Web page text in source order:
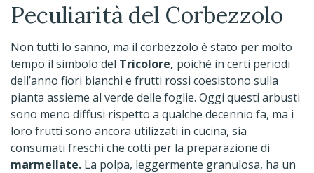
Peculiarità del Corbezzolo
Non tutti lo sanno, ma il corbezzolo è stato per molto
tempo il simbolo del Tricolore, poiché in certi periodi
dell’anno fiori bianchi e frutti rossi coesistono sulla
pianta assieme al verde delle foglie. Oggi questi arbusti
sono meno diffusi rispetto a qualche decennio fa, ma i
loro frutti sono ancora utilizzati in cucina, sia
consumati freschi che cotti per la preparazione di
marmellate. La polpa, leggermente granulosa, ha un